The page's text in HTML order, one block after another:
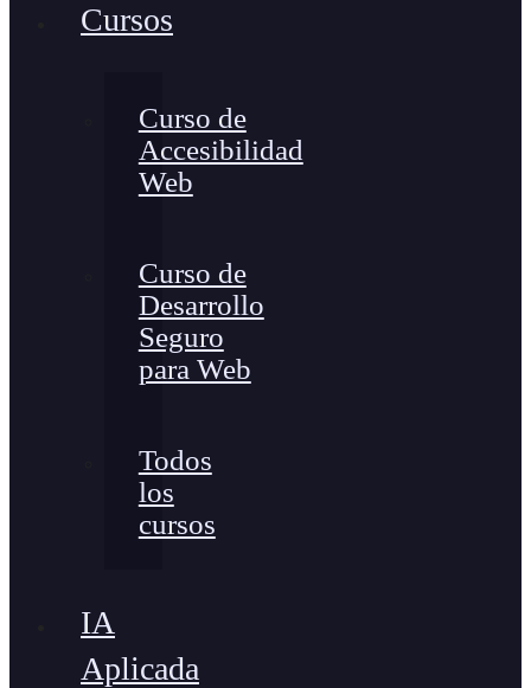
Cursos
Curso de
Accesibilidad
Web
Curso de
Desarrollo
Seguro
para Web
Todos
los
cursos
IA
Aplicada